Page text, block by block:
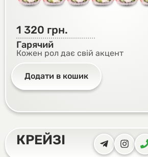
1 320 грн.
Гарячий
Кожен рол дає свій акцент
Додати в кошик
КРЕЙЗІ